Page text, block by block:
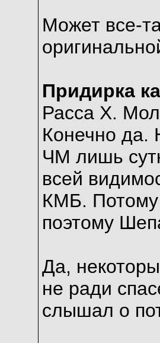
Может все-
Придирка
Расса Х.
Конечно да.
ЧМ лишь
всей
КМБ. Потому
поэтому
Да,
не ради
слышал о